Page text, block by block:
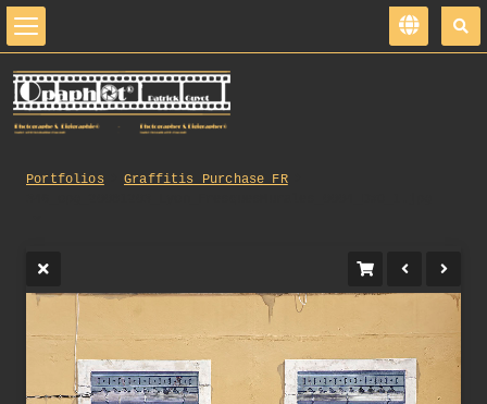
Portfolios
Graffitis_Purchase_FR